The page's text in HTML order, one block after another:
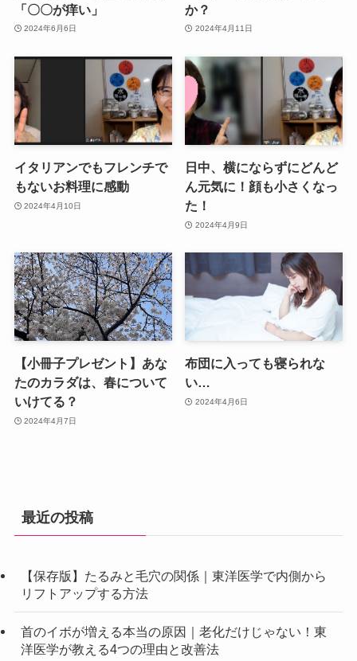
「〇〇が痒い」
2024年6月6日
か？
2024年4月11日
イタリアンでもフレンチで
もないお料理に感動
2024年4月10日
日中、横にならずにどんど
ん元気に！顔も小さくなっ
た！
2024年4月9日
【小冊子プレゼント】あな
たのカラダは、春について
いけてる？
2024年4月7日
布団に入っても寝られな
い…
2024年4月6日
最近の投稿
【保存版】たるみと毛穴の関係｜東洋医学で内側から
リフトアップする方法
首のイボが増える本当の原因｜老化だけじゃない！東
洋医学が教える4つの理由と改善法